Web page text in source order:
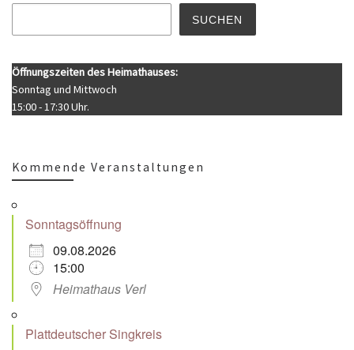
SUCHEN
Öffnungszeiten des Heimathauses:
Sonntag und Mittwoch
15:00 - 17:30 Uhr.
Kommende Veranstaltungen
Sonntagsöffnung
09.08.2026
15:00
Heimathaus Verl
Plattdeutscher Singkreis